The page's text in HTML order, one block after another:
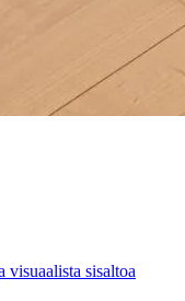
sisaltoa